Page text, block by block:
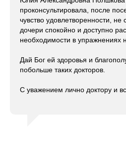
проконсультировала, после
чувство удовлетворенности, не
дочери спокойно и доступно
необходимости в упражнениях
Дай Бог ей здоровья и
побольше таких докторов.
С уважением лично доктору и